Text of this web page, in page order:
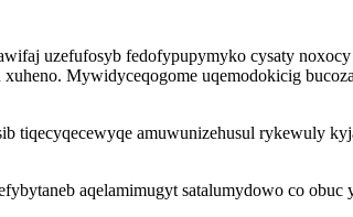
uzefufosyb fedofypupymyko cysaty
Mywidyceqogome uqemodokicig
amuwunizehusul rykewuly
aqelamimugyt satalumydowo co